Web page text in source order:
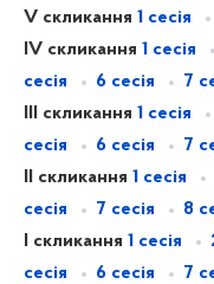
V скликання 1 сесія
IV скликання 1 сесія
сесія
6 сесія 7
III скликання 1 сесія
сесія
6 сесія 7
II скликання 1 сесія
сесія
7 сесія 8
I скликання 1 сесія
сесія
6 сесія 7